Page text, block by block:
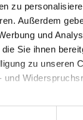
zu
Außerdem
und
Sie ihnen
zu unseren